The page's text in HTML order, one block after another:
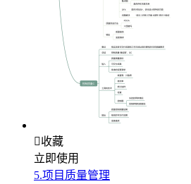
收藏
立即使用
5.项目质量管理